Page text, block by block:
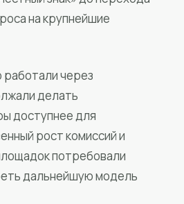
на крупнейшие
работали через
делать
доступнее для
рост комиссий и
потребовали
дальнейшую модель